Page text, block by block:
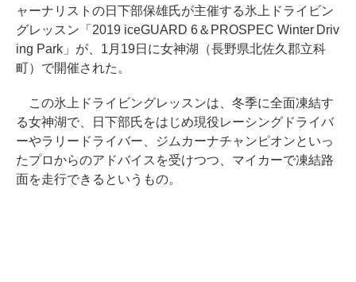
ャーナリストの日下部保雄氏が主催する氷上ドライビン
グレッスン「2019 iceGUARD 6＆PROSPEC Winter Driv
ing Park」が、1月19日に女神湖（長野県北佐久郡立科
町）で開催された。
この氷上ドライビングレッスンは、冬季に全面凍結す
る女神湖で、日下部氏をはじめ現役レーシングドライバ
ーやラリードライバー、ジムカーナチャンピオンといっ
たプロからのアドバイスを受けつつ、マイカーで凍結路
面を走行できるというもの。